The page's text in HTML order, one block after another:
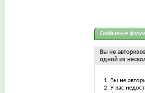
Сообщение
Вы не
одной из
Вы не
У вас